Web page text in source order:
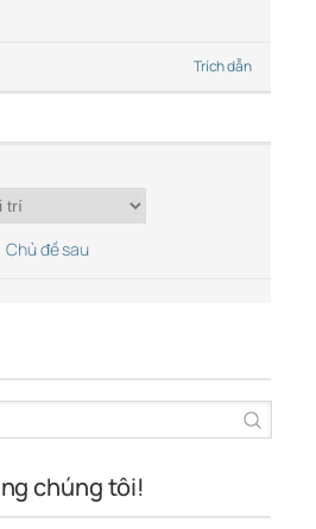
Trích dẫn
Chủ đề sau
chúng tôi!